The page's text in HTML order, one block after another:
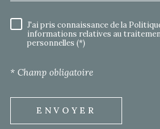
J'ai pris connaissance de la
informations relatives au
personnelles (*)
* Champ obligatoire
ENVOYER